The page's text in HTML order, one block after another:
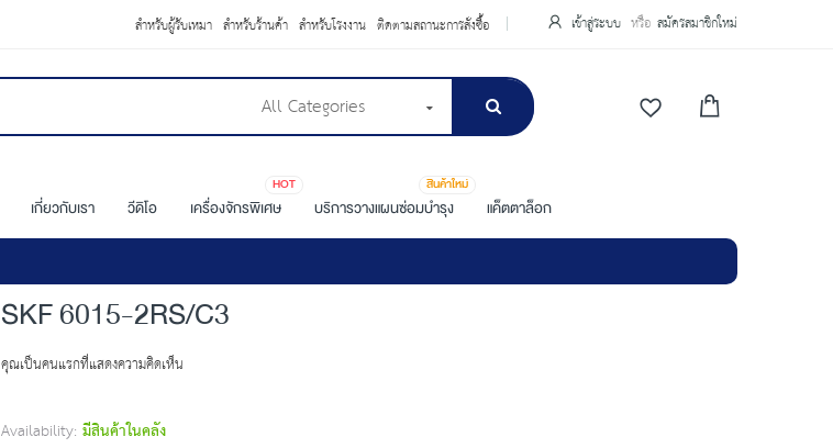
สำหรับผู้รับเหมา สำหรับร้านค้า สำหรับโรงงาน ติดตามสถานะการสั่งซื้อ เข้าสู่ระบบ สมัครสมาชิกใหม่
All Categories
เกี่ยวกับเรา วีดิโอ เครื่องจักรพิเศษ
HOT
บริการวางแผนซ่อมบำรุง
สินค้าใหม่
แค็ตตาล็อก
SKF 6015-2RS/C3
คุณเป็นคนแรกที่แสดงความคิดเห็น
Availability: มีสินค้าในคลัง